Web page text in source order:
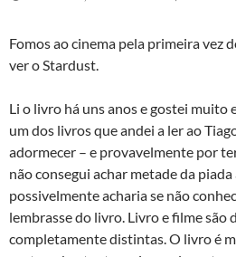
Fomos ao cinema pela primeira vez
ver o Stardust.
Li o livro há uns anos e gostei muito
um dos livros que andei a ler ao
adormecer – e provavelmente por
não consegui achar metade da
possivelmente acharia se não
lembrasse do livro. Livro e filme são
completamente distintas. O livro é